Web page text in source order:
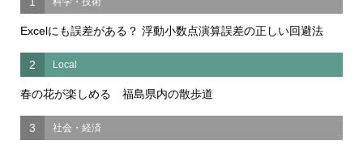
Excelにも誤差がある？ 浮動小数点演算誤差の正しい回避法
2 Local
春の花が楽しめる 福島県内の散歩道
3 社会・経済